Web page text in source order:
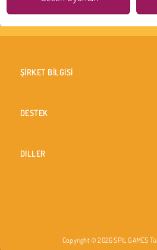
ŞİRKET BİLGİSİ
DESTEK
DİLLER
Copyright © 2026 SPIL GAMES